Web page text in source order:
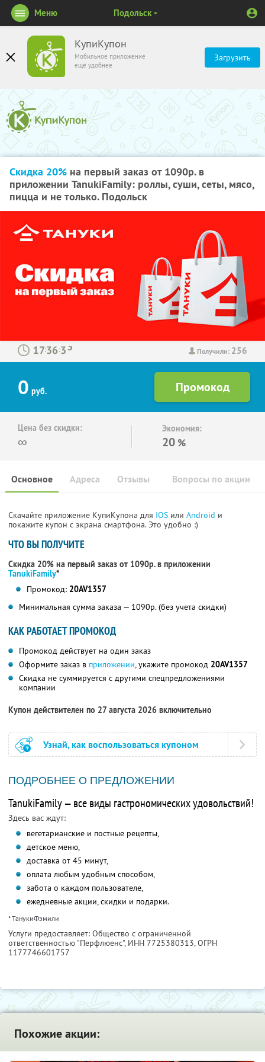
КупиКупон
Мобильное приложение
ещё удобнее
Загрузить
Меню Подольск
Скидка 20% на первый заказ от 1090р. в
приложении TanukiFamily: роллы, суши, сеты, мясо,
пицца и не только. Подольск
Получили: 256
: :
0 руб.
Цена без скидки:
∞
Экономия:
20 %
Основное Отзывы Вопросы по акции
Адреса
Скачайте приложение КупиКупона для IOS или Android и
покажите купон с экрана смартфона. Это удобно :)
ЧТО ВЫ ПОЛУЧИТЕ
Скидка 20% на первый заказ от 1090р. в приложении
TanukiFamily*
Промокод: 20AV1357
Минимальная сумма заказа — 1090р. (без учета скидки)
КАК РАБОТАЕТ ПРОМОКОД
Промокод действует на один заказ
Оформите заказ в приложении, укажите промокод 20AV1357
Скидка не суммируется с другими спецпредложениями
компании
Купон действителен по 27 августа 2026 включительно
Узнай, как воспользоваться купоном
ПОДРОБНЕЕ О ПРЕДЛОЖЕНИИ
TanukiFamily — все виды гастрономических удовольствий!
Здесь вас ждут:
вегетарианские и постные рецепты,
детское меню,
доставка от 45 минут,
оплата любым удобным способом,
забота о каждом пользователе,
ежедневные акции, скидки и подарки.
* ТанукиФэмили
Услуги предоставляет: Общество с ограниченной
ответственностью "Перфлюенс", ИНН 7725380313, ОГРН
1177746601757
Похожие акции: